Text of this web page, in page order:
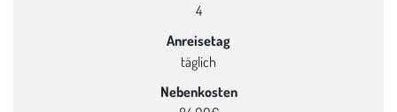
4
Anreisetag
täglich
Nebenkosten